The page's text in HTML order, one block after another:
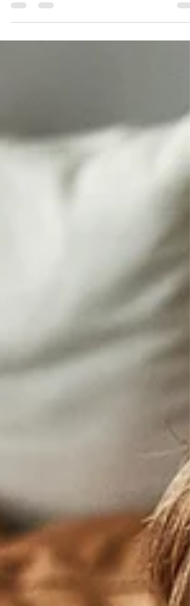
positieve persoonlijkheidstrek is? 'Ik stop niet
voordat het perfect is' 'Ik kan gewoon niet...